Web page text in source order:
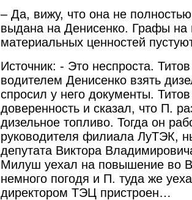
– Да, вижу, что она не
выдана на Денисенко. Графы на
материальных ценностей
Источник: - Это неспроста.
водителем Денисенко взять
спросил у него документы.
доверенность и сказал, что П.
дизельное топливо. Тогда он
руководителя филиала ЛуТЭК,
депутата Виктора
Милуш уехал на повышение во
немного погодя и П. туда же
директором ТЭЦ пристроен…